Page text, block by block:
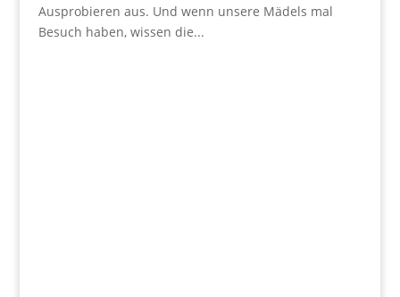
Ausprobieren aus. Und wenn unsere Mädels mal
Besuch haben, wissen die...